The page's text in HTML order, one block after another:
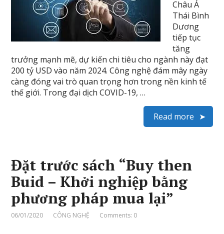
Châu Á
Thái Bình
Dương
tiếp tục
tăng
trưởng mạnh mẽ, dự kiến chi tiêu cho ngành này đạt
200 tỷ USD vào năm 2024. Công nghệ đám mây ngày
càng đóng vai trò quan trọng hơn trong nền kinh tế
thế giới. Trong đại dịch COVID-19, …
Read more
Đặt trước sách “Buy then
Buid – Khởi nghiệp bằng
phương pháp mua lại”
06/01/2020 CÔNG NGHỆ Comments: 0